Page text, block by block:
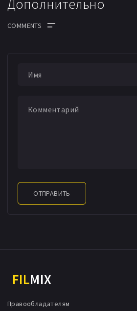
для иностранных азартных игроков.
Дополнительно
ОТПРАВИТЬ
FILMIX
Правообладателям